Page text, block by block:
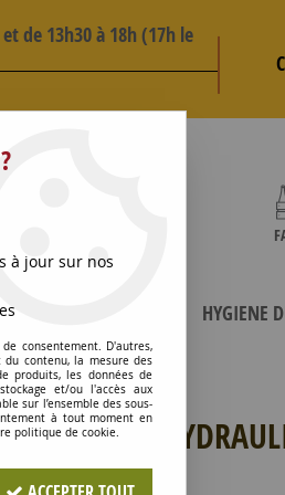
de 13h30 à 18h (17h le
HYGIENE
VOG210
à jour sur nos
consentement. D'autres,
contenu, la mesure des
produits, les données de
et/ou l'accès aux
sur l’ensemble des sous-
à tout moment en
politique de cookie.